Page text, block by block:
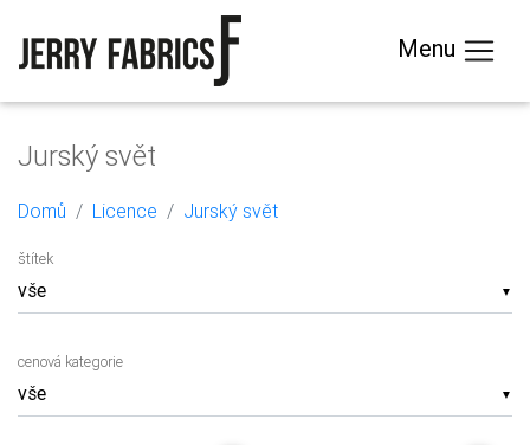
Menu
Jurský svět
Domů Licence Jurský svět
▼
štítek
▼
cenová kategorie